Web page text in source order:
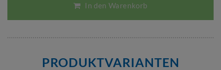
In den Warenkorb
PRODUKTVARIANTEN